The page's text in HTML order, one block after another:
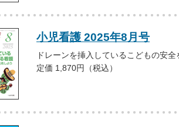
小児看護 2025年8月号
ドレーンを挿入しているこどもの安
定価 1,870円（税込）